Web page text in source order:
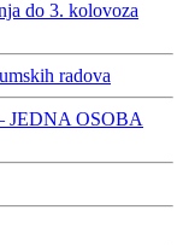
do 3. kolovoza
radova
JEDNA OSOBA